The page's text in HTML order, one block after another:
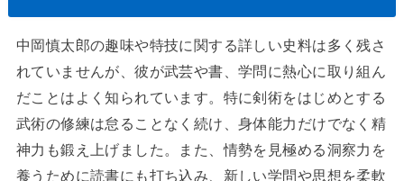
中岡慎太郎の趣味や特技に関する詳しい史料は多く残さ
れていませんが、彼が武芸や書、学問に熱心に取り組ん
だことはよく知られています。特に剣術をはじめとする
武術の修練は怠ることなく続け、身体能力だけでなく精
神力も鍛え上げました。また、情勢を見極める洞察力を
養うために読書にも打ち込み、新しい学問や思想を柔軟